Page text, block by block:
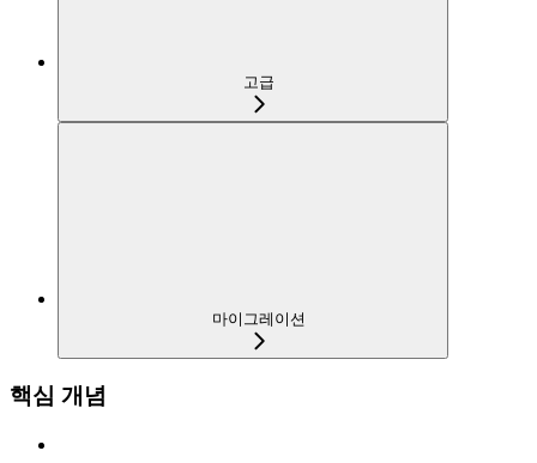
고급
마이그레이션
핵심 개념